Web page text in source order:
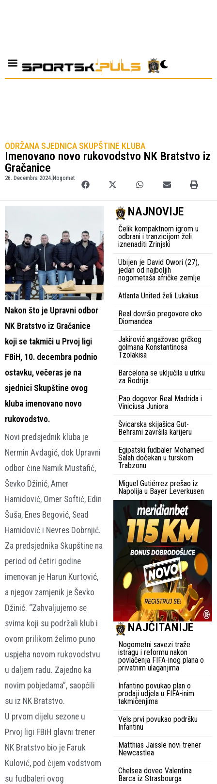
ODRŽANA SJEDNICA SKUPŠTINE KLUBA
Imenovano novo rukovodstvo NK Bratstvo iz
Gračanice
26. Decembra 2024. Nogomet
Nakon što je Upravni odbor
NK Bratstvo iz Gračanice
koji se takmiči u Prvoj ligi
FBiH, 10. decembra podnio
ostavku, večeras je na
sjednici Skupštine ovog
kluba imenovano novo
rukovodstvo.
Novi predsjednik kluba je
Nermin Avdagić, dok Upravni
odbor čine Namik Mustafić,
Ševko Džinić, Amer
Hamidović, Omer Softić, Edin
Šuša, Enes Begović, Sead
Hamidović i Nevres Dobrnjić.
Za predsjednika Skupštine na
period od četiri godine
imenovan je Harun Kurtović,
a njegov zamjenik je Ševko
Džinić. “Zahvaljujemo se
svima koji su podržali klub i
ovom prilikom želimo puno
uspjeha novom rukovodstvu
u daljem radu. Zajedno ka
novim pobjedama”, saopćili
su iz NK Bratstvo.
U prvom dijelu sezone u
Prvoj ligi FBiH glavni trener
NK Bratstvo bio je Faruk
Kulović, pod čijem vodstvom
su fudbaleri ovog
NAJNOVIJE
Čelik kompaktnom igrom u
odbrani i tranzicijom želi
iznenaditi Zrinjski
Ubijen je David Owori (27),
jedan od najboljih
nogometaša afričke zemlje
Atlanta United želi Lukakua
Real dovršio pregovore oko
Diomandea
Jakirović angažovao grčkog
golmana Konstantinosa
Tzolakisa
Barcelona se uključila u utrku
za Rodrija
Pao dogovor Real Madrida i
Viniciusa Juniora
Švicarska skijašica Gut-
Behrami završila karijeru
Egipatski fudbaler Mohamed
Salah dočekan u turskom
Trabzonu
Miguel Gutiérrez prešao iz
Napolija u Bayer Leverkusen
NAJČITANIJE
Nogometni savezi traže
istragu i reformu nakon
povlačenja FIFA-inog plana o
privatnim ulaganjima
Infantino povukao plan o
prodaji udjela u FIFA-inim
takmičenjima
Vels prvi povukao podršku
Infantinu
Matthias Jaissle novi trener
Newcastlea
Chelsea doveo Valentina
Barca iz Strasbourga